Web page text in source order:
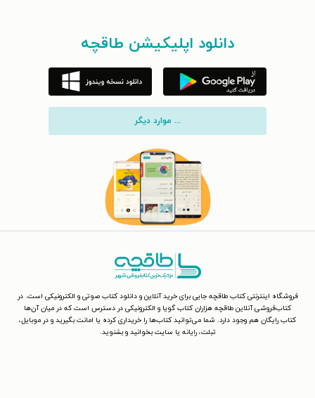
دانلود اپلیکیشن طاقچه
... موارد دیگر
فروشگاه اینترنتی کتاب طاقچه جایی برای خرید آنلاین و دانلود کتاب صوتی و الکترونیکی است. در
کتاب‌فروشی آنلاین طاقچه هزاران کتاب گویا و الکترونیکی در دسترس است که در میان آن‌ها
کتاب رایگان هم وجود دارد. شما می‌توانید کتاب‌ها را خریداری کرده یا امانت بگیرید و در موبایل،
تبلت، رایانه یا سایت بخوانید و بشنوید.